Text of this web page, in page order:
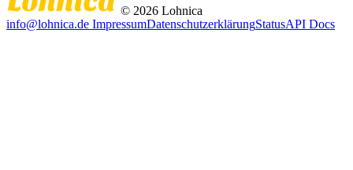
© 2026 Lohnica
info@lohnica.de ImpressumDatenschutzerklärungStatusAPI Docs